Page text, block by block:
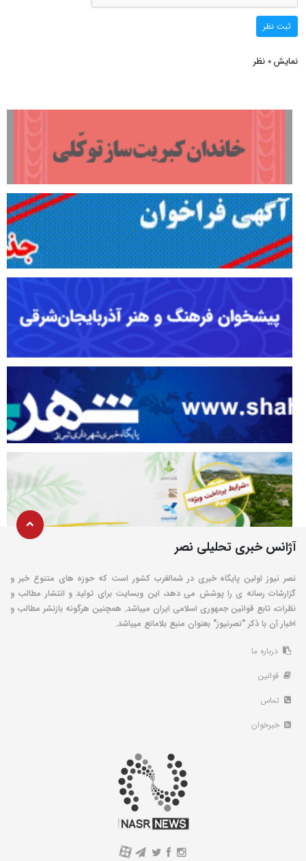
ثبت نظر
نمایش 0 نظر
آژانس خبری تحلیلی نصر
نصر نیوز اولین پایگاه خبری در شمالغرب کشور است که حوزه های متنوع خبر و
گزارشات رسانه ی را پوشش می دهد، این وبسایت برای تولید و انتشار مطالب و
نظرات، تابع قوانین جمهوری اسلامی ایران میباشد. همچنین هرگونه بازنشر مطالب و
اخبار آن با ذکر "نصرنیوز" بعنوان منبع بلامانع میباشد.
درباره ما
قوانین
تماس
خبرخوان
A